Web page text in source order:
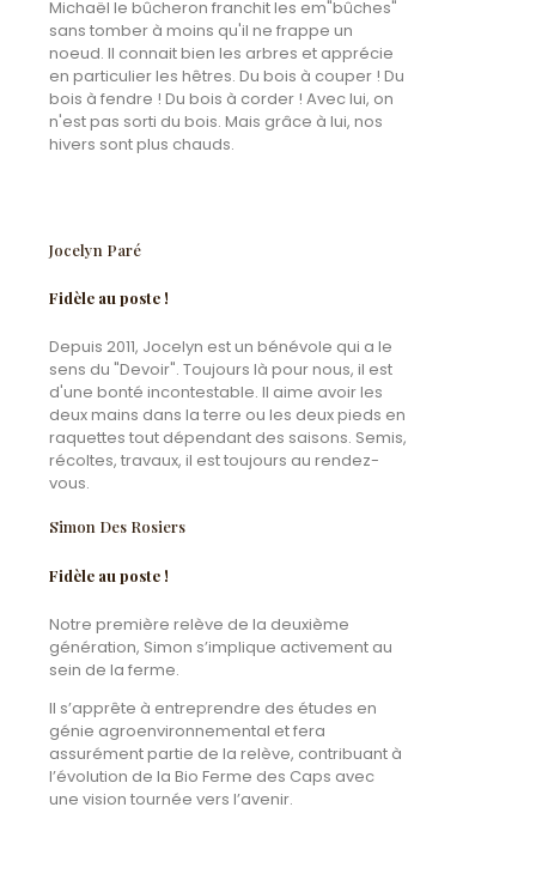
Michaël le bûcheron franchit les em"bûches"
sans tomber à moins qu'il ne frappe un
noeud. Il connait bien les arbres et apprécie
en particulier les hêtres. Du bois à couper ! Du
bois à fendre ! Du bois à corder ! Avec lui, on
n'est pas sorti du bois. Mais grâce à lui, nos
hivers sont plus chauds.
Jocelyn Paré
Fidèle au poste !
Depuis 2011, Jocelyn est un bénévole qui a le
sens du "Devoir". Toujours là pour nous, il est
d'une bonté incontestable. Il aime avoir les
deux mains dans la terre ou les deux pieds en
raquettes tout dépendant des saisons. Semis,
récoltes, travaux, il est toujours au rendez-
vous.
Simon Des Rosiers
Fidèle au poste !
Notre première relève de la deuxième
génération, Simon s’implique activement au
sein de la ferme.
Il s’apprête à entreprendre des études en
génie agroenvironnemental et fera
assurément partie de la relève, contribuant à
l’évolution de la Bio Ferme des Caps avec
une vision tournée vers l’avenir.